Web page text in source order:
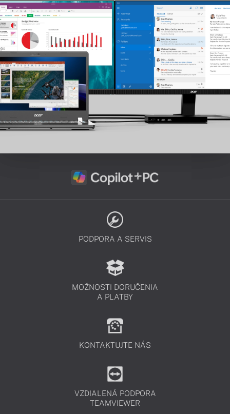
PODPORA A SERVIS
MOŽNOSTI DORUČENIA
A PLATBY
KONTAKTUJTE NÁS
VZDIALENÁ PODPORA
TEAMVIEWER